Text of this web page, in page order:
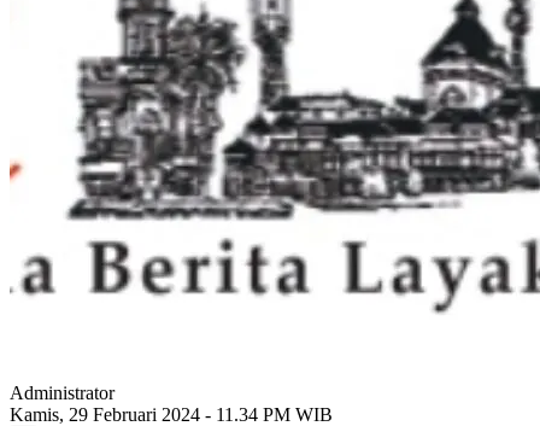
Administrator
Kamis, 29 Februari 2024 - 11.34 PM WIB